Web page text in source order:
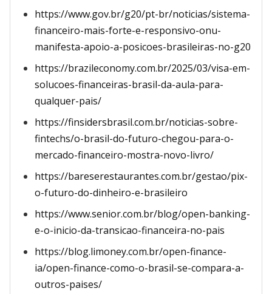
https://www.gov.br/g20/pt-br/noticias/sistema-
financeiro-mais-forte-e-responsivo-onu-
manifesta-apoio-a-posicoes-brasileiras-no-g20
https://brazileconomy.com.br/2025/03/visa-em-
solucoes-financeiras-brasil-da-aula-para-
qualquer-pais/
https://finsidersbrasil.com.br/noticias-sobre-
fintechs/o-brasil-do-futuro-chegou-para-o-
mercado-financeiro-mostra-novo-livro/
https://bareserestaurantes.com.br/gestao/pix-
o-futuro-do-dinheiro-e-brasileiro
https://www.senior.com.br/blog/open-banking-
e-o-inicio-da-transicao-financeira-no-pais
https://blog.limoney.com.br/open-finance-
ia/open-finance-como-o-brasil-se-compara-a-
outros-paises/